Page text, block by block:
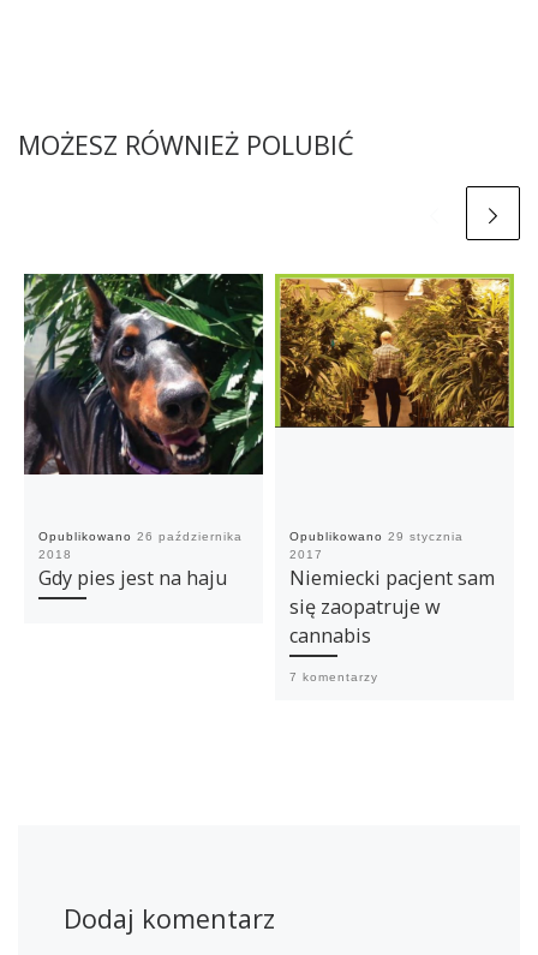
MOŻESZ RÓWNIEŻ POLUBIĆ
Opublikowano 26 października
2018
Gdy pies jest na haju
Opublikowano 29 stycznia
2017
Niemiecki pacjent sam
się zaopatruje w
cannabis
7 komentarzy
Dodaj komentarz